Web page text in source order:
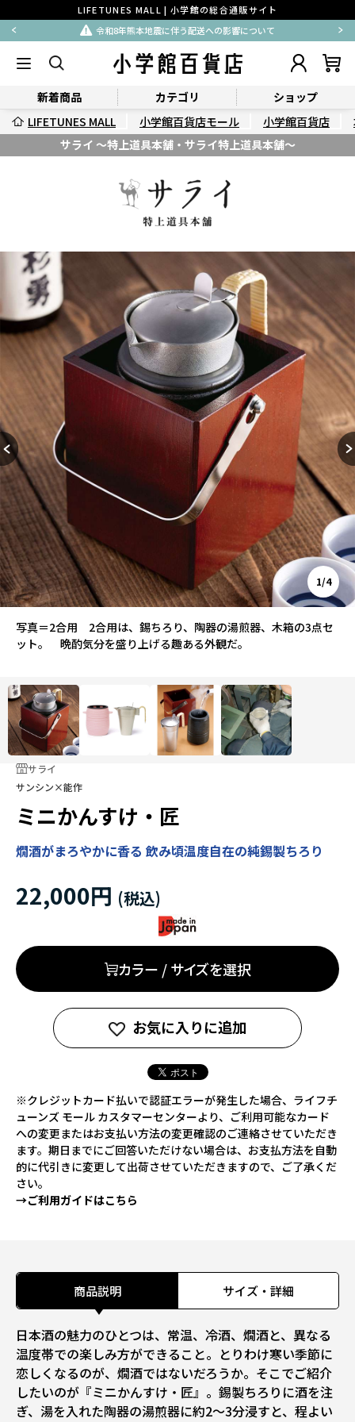
LIFETUNES MALL | 小学館の総合通販サイト
令和8年熊本地震に伴う配送への影響について
新着商品 カテゴリ
ショップ
LIFETUNES MALL
小学館百貨店モール 小学館百貨店
サライ ～特上道具本舗・サライ特上道具本舗～
写真＝2合用 2合用は、錫ちろり、陶器の湯煎器、木箱の3点セ
ット。 晩酌気分を盛り上げる趣ある外観だ。
1/4
サライ
サンシン×能作
ミニかんすけ・匠
燗酒がまろやかに香る 飲み頃温度自在の純錫製ちろり
22,000円
カラー / サイズを選択
お気に入りに追加
※クレジットカード払いで認証エラーが発生した場合、ライフチ
ューンズ モール カスタマーセンターより、ご利用可能なカード
への変更またはお支払い方法の変更確認のご連絡させていただき
ます。期日までにご回答いただけない場合は、お支払方法を自動
的に代引きに変更して出荷させていただきますので、ご了承くだ
さい。
→ご利用ガイドはこちら
商品説明 サイズ・詳細
日本酒の魅力のひとつは、常温、冷酒、燗酒と、異なる
温度帯での楽しみ方ができること。とりわけ寒い季節に
恋しくなるのが、燗酒ではないだろうか。そこでご紹介
したいのが『ミニかんすけ・匠』。錫製ちろりに酒を注
ぎ、湯を入れた陶器の湯煎器に約2～3分浸すと、程よい